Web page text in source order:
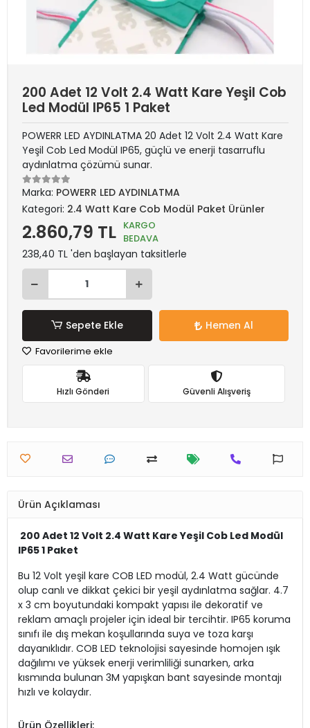
200 Adet 12 Volt 2.4 Watt Kare Yeşil Cob
Led Modül IP65 1 Paket
POWERR LED AYDINLATMA 20 Adet 12 Volt 2.4 Watt Kare
Yeşil Cob Led Modül IP65, güçlü ve enerji tasarruflu
aydınlatma çözümü sunar.
Marka: POWERR LED AYDINLATMA
Kategori: 2.4 Watt Kare Cob Modül Paket Ürünler
2.860,79 TL KARGO
BEDAVA
238,40 TL 'den başlayan taksitlerle
Sepete Ekle Hemen Al
Favorilerime ekle
Hızlı Gönderi Güvenli Alışveriş
Ürün Açıklaması
200 Adet 12 Volt 2.4 Watt Kare Yeşil Cob Led Modül
IP65 1 Paket
Bu 12 Volt yeşil kare COB LED modül, 2.4 Watt gücünde
olup canlı ve dikkat çekici bir yeşil aydınlatma sağlar. 4.7
x 3 cm boyutundaki kompakt yapısı ile dekoratif ve
reklam amaçlı projeler için ideal bir tercihtir. IP65 koruma
sınıfı ile dış mekan koşullarında suya ve toza karşı
dayanıklıdır. COB LED teknolojisi sayesinde homojen ışık
dağılımı ve yüksek enerji verimliliği sunarken, arka
kısmında bulunan 3M yapışkan bant sayesinde montajı
hızlı ve kolaydır.
Ürün Özellikleri: